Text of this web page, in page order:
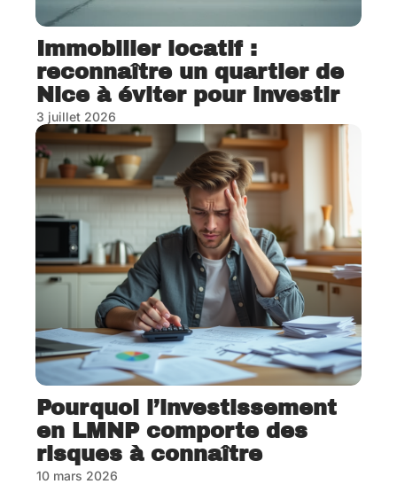
Immobilier locatif :
reconnaître un quartier de
Nice à éviter pour investir
3 juillet 2026
Pourquoi l’investissement
en LMNP comporte des
risques à connaître
10 mars 2026